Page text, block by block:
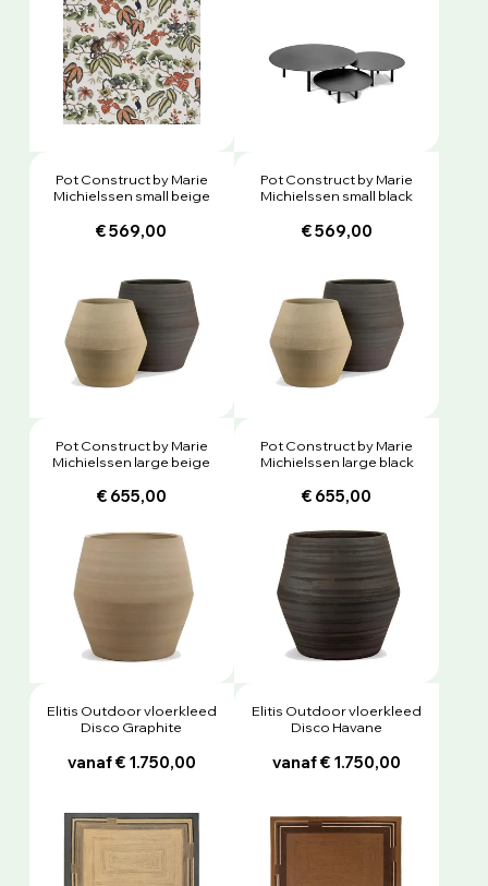
Pot Construct by Marie
Michielssen small beige
€ 569,00
Pot Construct by Marie
Michielssen small black
€ 569,00
Pot Construct by Marie
Michielssen large beige
€ 655,00
Pot Construct by Marie
Michielssen large black
€ 655,00
Elitis Outdoor vloerkleed
Disco Graphite
vanaf € 1.750,00
Elitis Outdoor vloerkleed
Disco Havane
vanaf € 1.750,00